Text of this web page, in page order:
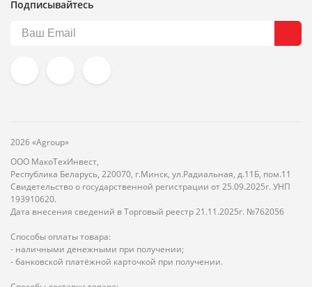
Подписывайтесь
2026 «Agroup»
ООО МакоТехИнвест,
Республика Беларусь, 220070, г.Минск, ул.Радиальная, д.11Б, пом.11
Свидетельство о государственной регистрации от 25.09.2025г. УНП
193910620.
Дата внесения сведений в Торговый реестр 21.11.2025г. №762056
Способы оплаты товара:
- наличными денежными при получении;
- банковской платёжной карточкой при получении.